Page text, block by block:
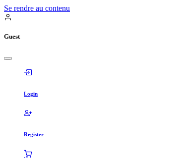
Se rendre au contenu
Guest
Login
Register